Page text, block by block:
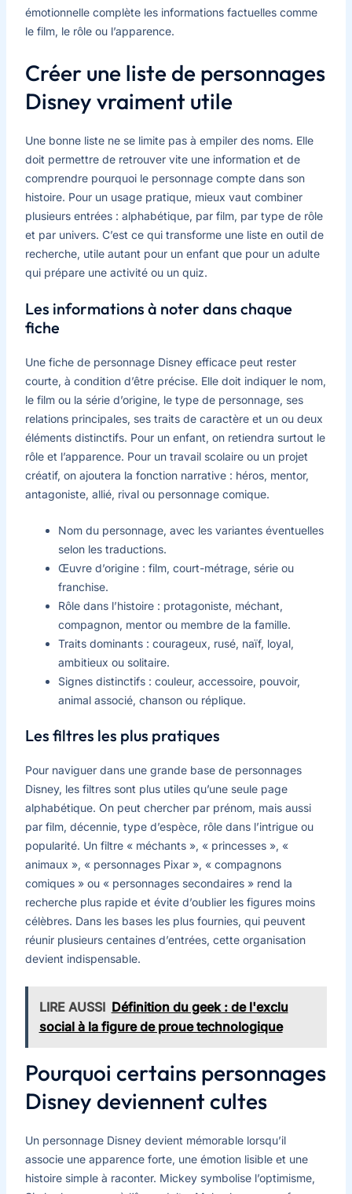
émotionnelle complète les informations factuelles comme
le film, le rôle ou l’apparence.
Créer une liste de personnages
Disney vraiment utile
Une bonne liste ne se limite pas à empiler des noms. Elle
doit permettre de retrouver vite une information et de
comprendre pourquoi le personnage compte dans son
histoire. Pour un usage pratique, mieux vaut combiner
plusieurs entrées : alphabétique, par film, par type de rôle
et par univers. C’est ce qui transforme une liste en outil de
recherche, utile autant pour un enfant que pour un adulte
qui prépare une activité ou un quiz.
Les informations à noter dans chaque
fiche
Une fiche de personnage Disney efficace peut rester
courte, à condition d’être précise. Elle doit indiquer le nom,
le film ou la série d’origine, le type de personnage, ses
relations principales, ses traits de caractère et un ou deux
éléments distinctifs. Pour un enfant, on retiendra surtout le
rôle et l’apparence. Pour un travail scolaire ou un projet
créatif, on ajoutera la fonction narrative : héros, mentor,
antagoniste, allié, rival ou personnage comique.
Nom du personnage, avec les variantes éventuelles
selon les traductions.
Œuvre d’origine : film, court-métrage, série ou
franchise.
Rôle dans l’histoire : protagoniste, méchant,
compagnon, mentor ou membre de la famille.
Traits dominants : courageux, rusé, naïf, loyal,
ambitieux ou solitaire.
Signes distinctifs : couleur, accessoire, pouvoir,
animal associé, chanson ou réplique.
Les filtres les plus pratiques
Pour naviguer dans une grande base de personnages
Disney, les filtres sont plus utiles qu’une seule page
alphabétique. On peut chercher par prénom, mais aussi
par film, décennie, type d’espèce, rôle dans l’intrigue ou
popularité. Un filtre « méchants », « princesses », «
animaux », « personnages Pixar », « compagnons
comiques » ou « personnages secondaires » rend la
recherche plus rapide et évite d’oublier les figures moins
célèbres. Dans les bases les plus fournies, qui peuvent
réunir plusieurs centaines d’entrées, cette organisation
devient indispensable.
LIRE AUSSI Définition du geek : de l'exclu
social à la figure de proue technologique
Pourquoi certains personnages
Disney deviennent cultes
Un personnage Disney devient mémorable lorsqu’il
associe une apparence forte, une émotion lisible et une
histoire simple à raconter. Mickey symbolise l’optimisme,